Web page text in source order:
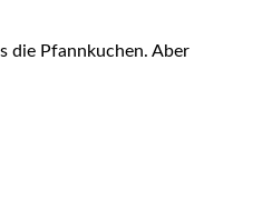
die Pfannkuchen. Aber